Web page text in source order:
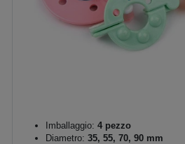
Imballaggio: 4 pezzo
Diametro: 35, 55, 70, 90 mm